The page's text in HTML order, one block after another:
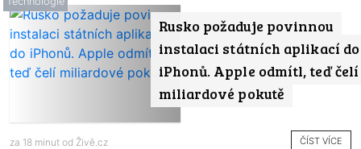
Rusko požaduje povinnou
instalaci státních aplikací do
iPhonů. Apple odmítl, teď čelí
miliardové pokutě
za 18 minut od Živě.cz ČÍST VÍCE